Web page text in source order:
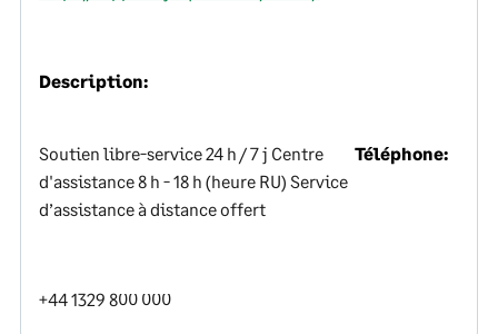
Description:
Soutien libre-service 24 h / 7 j Centre
d'assistance 8 h - 18 h (heure RU) Service
d’assistance à distance offert
Téléphone:
+44 1329 800 000